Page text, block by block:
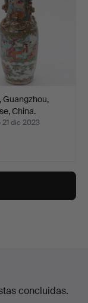
Guangzhou,
China.
dic 2023
concluidas.